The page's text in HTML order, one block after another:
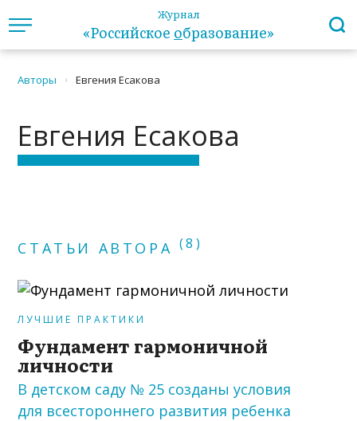
Журнал
«Российское образование»
Авторы › Евгения Есакова
Евгения Есакова
СТАТЬИ АВТОРА (8)
ЛУЧШИЕ ПРАКТИКИ
Фундамент гармоничной
личности
В детском саду № 25 созданы условия
для всестороннего развития ребенка